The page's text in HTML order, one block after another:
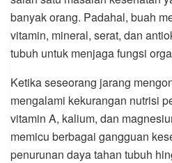
banyak orang. Padahal, buah
vitamin, mineral, serat, dan
tubuh untuk menjaga fungsi
Ketika seseorang jarang
mengalami kekurangan nutrisi
vitamin A, kalium, dan
memicu berbagai gangguan
penurunan daya tahan tubuh